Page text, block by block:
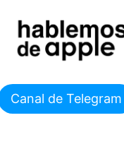
Canal de Telegram